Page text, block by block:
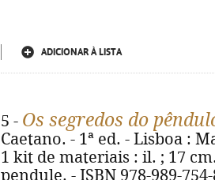
ADICIONAR À LISTA
5 - Os segredos do
Caetano. - 1ª ed. - Lisboa :
1 kit de materiais : il. ; 17
pendule. - ISBN 978-989-